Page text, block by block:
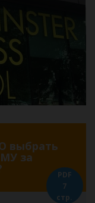
выбрать
за
PDF
7
стр.